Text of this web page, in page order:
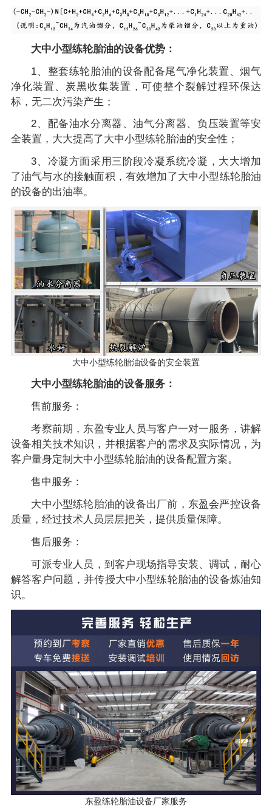
大中小型练轮胎油的设备优势：
1、整套练轮胎油的设备配备尾气净化装置、烟气
净化装置、炭黑收集装置，可使整个裂解过程环保达
标，无二次污染产生；
2、配备油水分离器、油气分离器、负压装置等安
全装置，大大提高了大中小型练轮胎油的安全性；
3、冷凝方面采用三阶段冷凝系统冷凝，大大增加
了油气与水的接触面积，有效增加了大中小型练轮胎油
的设备的出油率。
大中小型练轮胎油设备的安全装置
大中小型练轮胎油的设备服务：
售前服务：
考察前期，东盈专业人员与客户一对一服务，讲解
设备相关技术知识，并根据客户的需求及实际情况，为
客户量身定制大中小型练轮胎油的设备配置方案。
售中服务：
大中小型练轮胎油的设备出厂前，东盈会严控设备
质量，经过技术人员层层把关，提供质量保障。
售后服务：
可派专业人员，到客户现场指导安装、调试，耐心
解答客户问题，并传授大中小型练轮胎油的设备炼油知
识。
东盈练轮胎油设备厂家服务